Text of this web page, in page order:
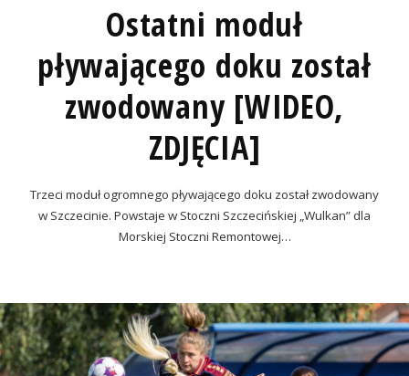
Ostatni moduł
pływającego doku został
zwodowany [WIDEO,
ZDJĘCIA]
Trzeci moduł ogromnego pływającego doku został zwodowany
w Szczecinie. Powstaje w Stoczni Szczecińskiej „Wulkan” dla
Morskiej Stoczni Remontowej…